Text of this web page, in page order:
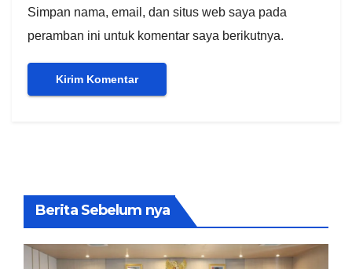
Simpan nama, email, dan situs web saya pada
peramban ini untuk komentar saya berikutnya.
Berita Sebelum nya